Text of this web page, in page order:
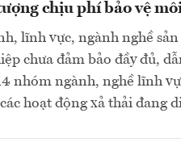
chịu phí bảo vệ
lĩnh vực, ngành nghề
chưa đảm bảo đầy đủ,
nhóm ngành, nghề lĩnh
hoạt động xả thải đang